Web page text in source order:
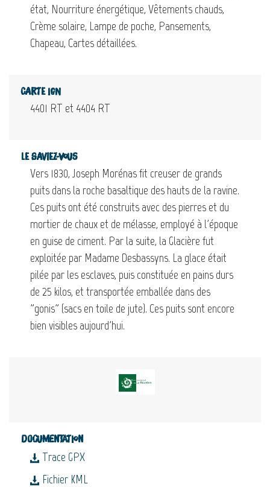
état, Nourriture énergétique, Vêtements chauds,
Crème solaire, Lampe de poche, Pansements,
Chapeau, Cartes détaillées.
Carte IGN
4401 RT et 4404 RT
Le saviez-vous
Vers 1830, Joseph Morénas fit creuser de grands
puits dans la roche basaltique des hauts de la ravine.
Ces puits ont été construits avec des pierres et du
mortier de chaux et de mélasse, employé à l'époque
en guise de ciment. Par la suite, la Glacière fut
exploitée par Madame Desbassyns. La glace était
pilée par les esclaves, puis constituée en pains durs
de 25 kilos, et transportée emballée dans des
"gonis" (sacs en toile de jute). Ces puits sont encore
bien visibles aujourd'hui.
Documentation
Trace GPX
Fichier KML